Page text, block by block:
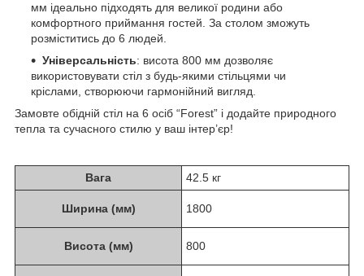
мм ідеально підходять для великої родини або
комфортного приймання гостей. За столом зможуть
розміститись до 6 людей.
Універсальність: висота 800 мм дозволяє
використовувати стіл з будь-якими стільцями чи
кріслами, створюючи гармонійний вигляд.
Замовте обідній стіл на 6 осіб “Forest” і додайте природного
тепла та сучасного стилю у ваш інтер’єр!
Вага 42.5 кг
Ширина (мм) 1800
Висота (мм) 800